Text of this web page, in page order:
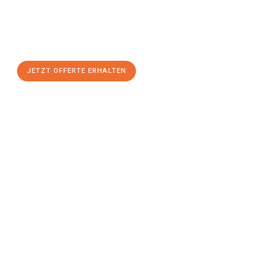
JETZT OFFERTE ERHALTEN